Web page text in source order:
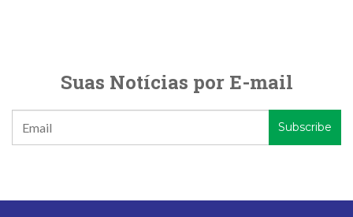
Suas Notícias por E-mail